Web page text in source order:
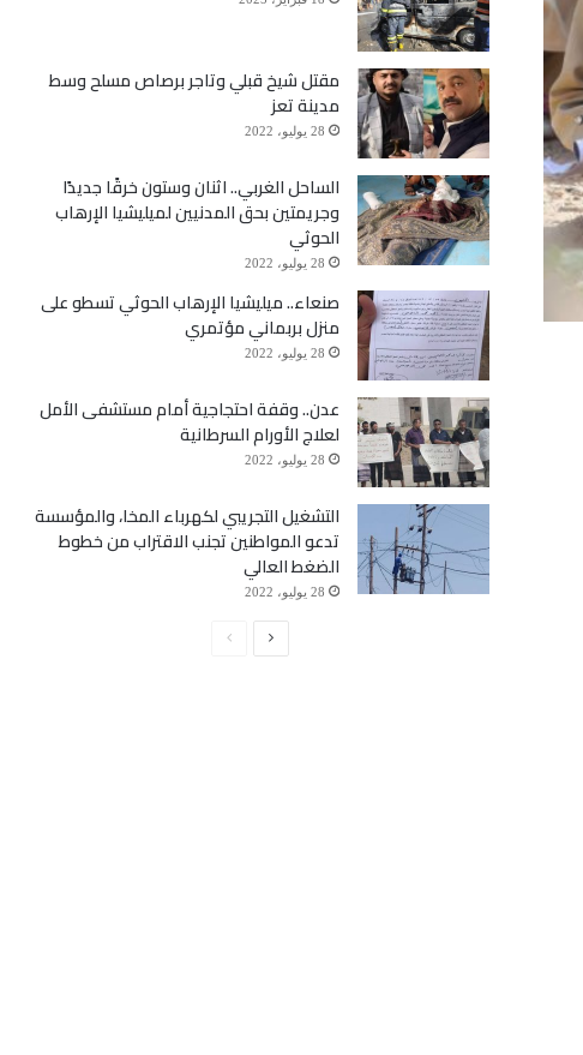
مقتل شيخ قبلي وتاجر برصاص مسلح وسط
مدينة تعز
28 يوليو، 2022
الساحل الغربي.. اثنان وستون خرقًا جديدًا
وجريمتين بحق المدنيين لميليشيا الإرهاب
الحوثي
28 يوليو، 2022
صنعاء.. ميليشيا الإرهاب الحوثي تسطو على
منزل بربماني مؤتمري
28 يوليو، 2022
عدن.. وقفة احتجاجية أمام مستشفى الأمل
لعلاج الأورام السرطانية
28 يوليو، 2022
التشغيل التجريبي لكهرباء المخا، والمؤسسة
تدعو المواطنين تجنب الاقتراب من خطوط
الضغط العالي
28 يوليو، 2022
الصفحة
الصفحة